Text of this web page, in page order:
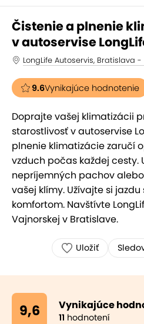
Čistenie a plnenie
v autoservise
LongLife Autoservis, Bratislava
9.6Vynikajúce hodnotenie
Doprajte vašej klimatizácii
starostlivosť v autoservise
plnenie klimatizácie zaručí
vzduch počas každej cesty.
nepríjemných pachov
vašej klímy. Užívajte si
komfortom. Navštívte
Vajnorskej v Bratislave.
Uložiť
9,6 Vynikajúce
11 hodnotení